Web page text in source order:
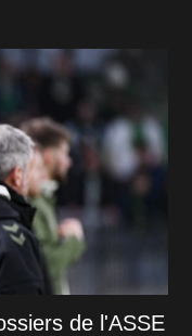
de l'ASSE